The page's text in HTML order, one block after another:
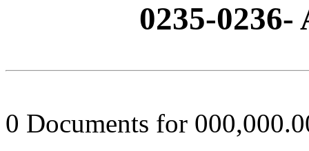
0235-0236-
0 Documents for